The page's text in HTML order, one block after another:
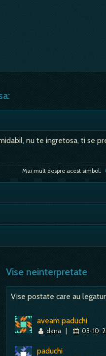
nu te ingretosa, ti se
Mai mult despre acest simbol:
de cearta, de galceava; In
Mai mult despre acest simbol:
Vise neinterpretate
Vise postate care au
aveam paduchi
dana | 03-10-
paduchi